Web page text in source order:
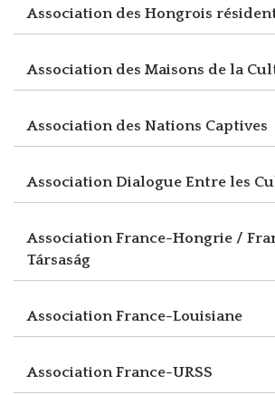
Association des Hongrois
Association des Maisons de la
Association des Nations Captives
Association Dialogue Entre les
Association France-Hongrie /
Társaság
Association France-Louisiane
Association France-URSS